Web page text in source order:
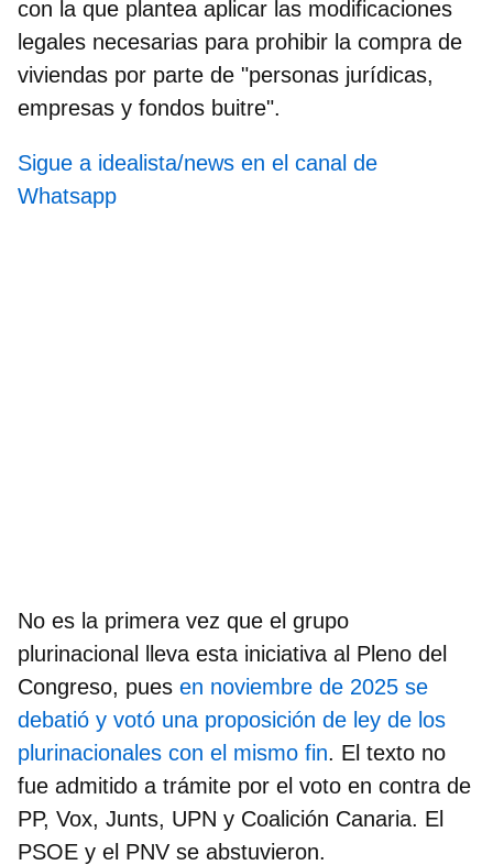
con la que plantea aplicar las modificaciones
legales necesarias para prohibir la compra de
viviendas por parte de "personas jurídicas,
empresas y fondos buitre".
Sigue a idealista/news en el canal de
Whatsapp
No es la primera vez que el grupo
plurinacional lleva esta iniciativa al Pleno del
Congreso, pues en noviembre de 2025 se
debatió y votó una proposición de ley de los
plurinacionales con el mismo fin. El texto no
fue admitido a trámite por el voto en contra de
PP, Vox, Junts, UPN y Coalición Canaria. El
PSOE y el PNV se abstuvieron.